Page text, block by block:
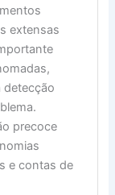
extensas
detecção
precoce
e contas de